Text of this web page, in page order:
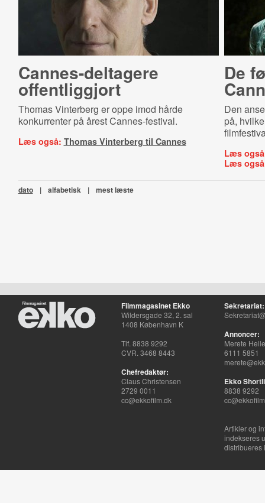
Can­nes-​del­ta­ge­re
offentliggjort
Thomas Vinterberg er oppe imod hårde
konkurrenter på årest Cannes-festival.
Læs også: Thomas Vinterberg til Cannes
De
Den
på,
Læs
Læs
dato | alfabetisk | mest læste
Filmmagasinet Ekko
Wildersgade 32, 2. sal
1408 København K
Tlf. 8838 9292
CVR. 3468 8443
Chefredaktør:
Claus Christensen
2729 0011
cc@ekkofilm.dk
Sekretariat:
Annoncer:
Merete
6111 5851
Ekko
8838 9292
Artikler og
indekseres
distribueres